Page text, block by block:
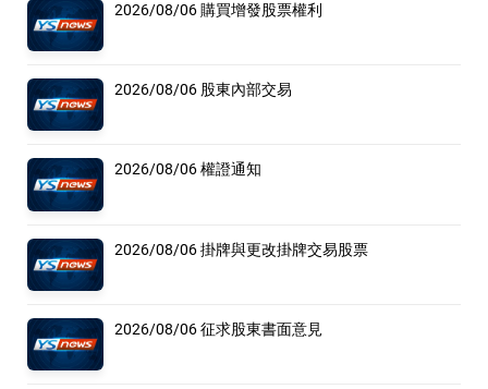
2026/08/06 購買增發股票權利
2026/08/06 股東內部交易
2026/08/06 權證通知
2026/08/06 掛牌與更改掛牌交易股票
2026/08/06 征求股東書面意見